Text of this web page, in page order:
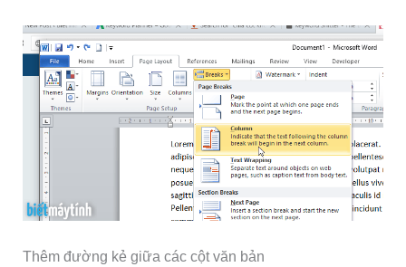
Thêm đường kẻ giữa các cột văn bản